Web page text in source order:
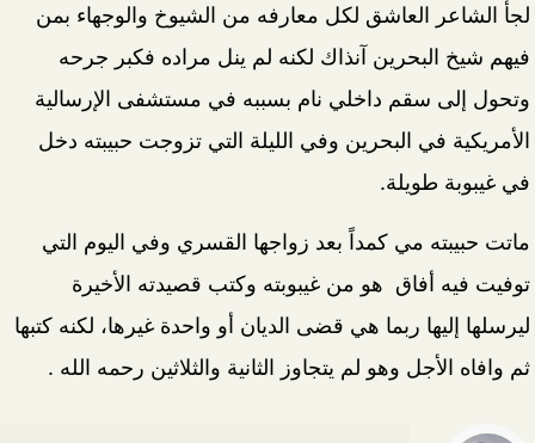
لجأ الشاعر العاشق لكل معارفه من الشيوخ والوجهاء بمن
فيهم شيخ البحرين آنذاك لكنه لم ينل مراده فكبر جرحه
وتحول إلى سقم داخلي نام بسببه في مستشفى الإرسالية
الأمريكية في البحرين وفي الليلة التي تزوجت حبيبته دخل
في غيبوبة طويلة.
ماتت حبيبته مي كمداً بعد زواجها القسري وفي اليوم التي
توفيت فيه أفاق هو من غيبوبته وكتب قصيدته الأخيرة
ليرسلها إليها ربما هي قضى الديان أو واحدة غيرها، لكنه كتبها
ثم وافاه الأجل وهو لم يتجاوز الثانية والثلاثين رحمه الله .